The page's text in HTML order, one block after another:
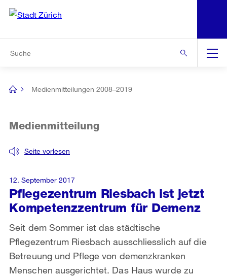
Navigation
[no
Medienmitteilungen 2008–2019
Pflegezentrum Riesbach ist jetzt
Kompetenzzentrum für Demenz
Seite vorlesen
Medienmitteilung
Seit dem Sommer ist das städtische
Pflegezentrum Riesbach ausschliesslich auf die
Betreuung und Pflege von demenzkranken
Menschen ausgerichtet. Das Haus wurde zu
12. September 2017